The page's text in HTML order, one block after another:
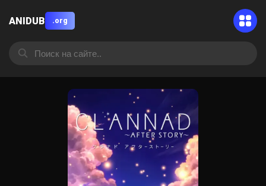
ANIDUB .org